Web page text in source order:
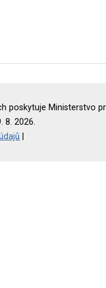
poskytuje Ministerstvo
8. 2026.